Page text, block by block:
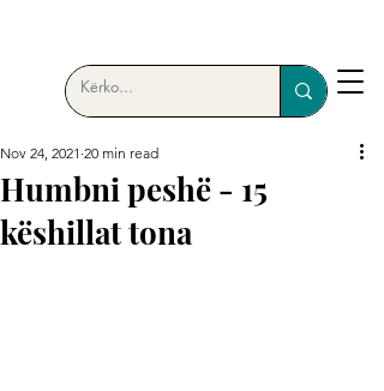
Humbni peshë - 15
këshillat tona
Nov 24, 2021 20 min read